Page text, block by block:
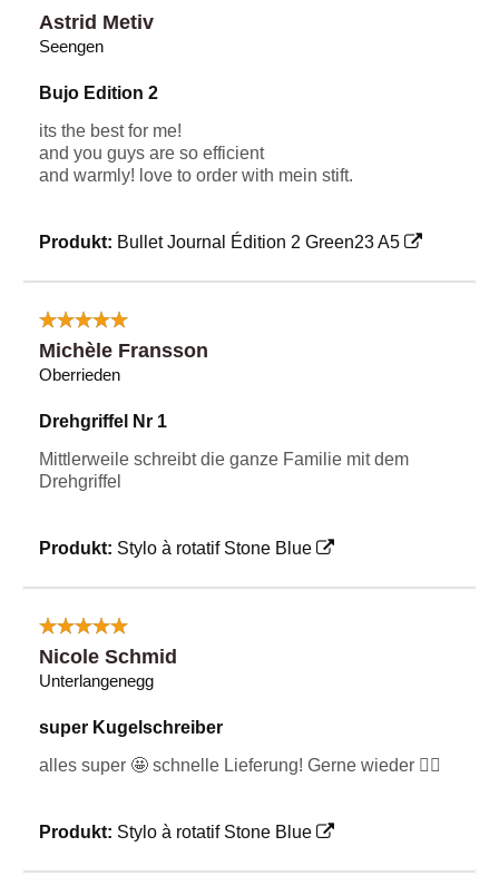
Astrid Metiv
Seengen
Bujo Edition 2
its the best for me!
and you guys are so efficient
and warmly! love to order with mein stift.
Produkt: Bullet Journal Édition 2 Green23 A5
Michèle Fransson
Oberrieden
Drehgriffel Nr 1
Mittlerweile schreibt die ganze Familie mit dem
Drehgriffel
Produkt: Stylo à rotatif Stone Blue
Nicole Schmid
Unterlangenegg
super Kugelschreiber
alles super 🤩 schnelle Lieferung! Gerne wieder 👌🏻
Produkt: Stylo à rotatif Stone Blue